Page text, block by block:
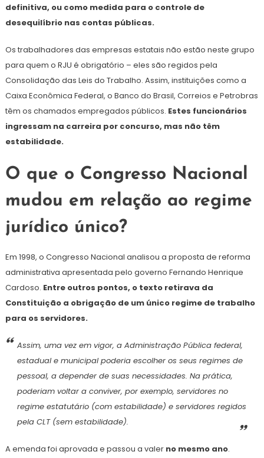
definitiva, ou como medida para o controle de
desequilíbrio nas contas públicas.
Os trabalhadores das empresas estatais não estão neste grupo
para quem o RJU é obrigatório – eles são regidos pela
Consolidação das Leis do Trabalho. Assim, instituições como a
Caixa Econômica Federal, o Banco do Brasil, Correios e Petrobras
têm os chamados empregados públicos. Estes funcionários
ingressam na carreira por concurso, mas não têm
estabilidade.
O que o Congresso Nacional
mudou em relação ao regime
jurídico único?
Em 1998, o Congresso Nacional analisou a proposta de reforma
administrativa apresentada pelo governo Fernando Henrique
Cardoso. Entre outros pontos, o texto retirava da
Constituição a obrigação de um único regime de trabalho
para os servidores.
Assim, uma vez em vigor, a Administração Pública federal,
estadual e municipal poderia escolher os seus regimes de
pessoal, a depender de suas necessidades. Na prática,
poderiam voltar a conviver, por exemplo, servidores no
regime estatutário (com estabilidade) e servidores regidos
pela CLT (sem estabilidade).
A emenda foi aprovada e passou a valer no mesmo ano.